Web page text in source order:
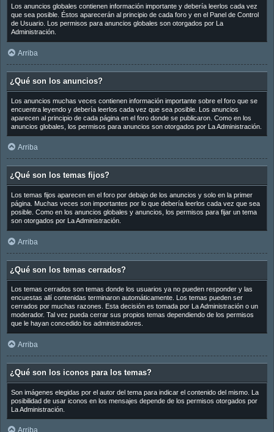
Los anuncios globales contienen información importante y debería leerlos cada vez
que sea posible. Éstos aparecerán al principio de cada foro y en el Panel de Control
de Usuario. Los permisos para anuncios globales son otorgados por La
Administración.
Arriba
¿Qué son los anuncios?
Los anuncios muchas veces contienen información importante sobre el foro que se
encuentra leyendo y debería leerlos cada vez que sea posible. Los anuncios
aparecen al principio de cada página en el foro donde se publicaron. Como en los
anuncios globales, los permisos para anuncios son otorgados por La Administración.
Arriba
¿Qué son los temas fijos?
Los temas fijos aparecen en el foro por debajo de los anuncios y solo en la primer
página. Muchas veces son importantes por lo que debería leerlos cada vez que sea
posible. Como en los anuncios globales y anuncios, los permisos para fijar un tema
son otorgados por La Administración.
Arriba
¿Qué son los temas cerrados?
Los temas cerrados son temas donde los usuarios ya no pueden responder y las
encuestas allí contenidas terminaron automáticamente. Los temas pueden ser
cerrados por muchas razones. Esta decisión es tomada por La Administración o un
moderador. Tal vez pueda cerrar sus propios temas dependiendo de los permisos
que le hayan concedido los administradores.
Arriba
¿Qué son los iconos para los temas?
Son imágenes elegidas por el autor del tema para indicar el contenido del mismo. La
posibilidad de usar iconos en los mensajes depende de los permisos otorgados por
La Administración.